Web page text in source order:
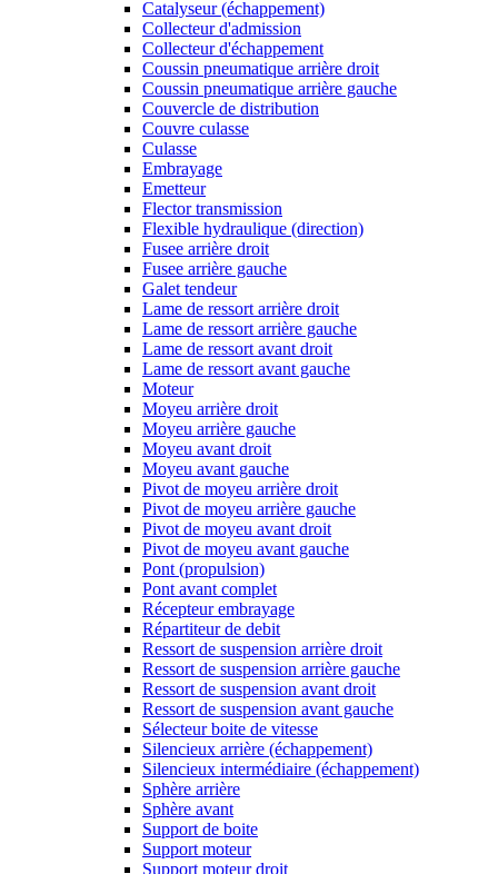
Catalyseur (échappement)
Collecteur d'admission
Collecteur d'échappement
Coussin pneumatique arrière droit
Coussin pneumatique arrière gauche
Couvercle de distribution
Couvre culasse
Culasse
Embrayage
Emetteur
Flector transmission
Flexible hydraulique (direction)
Fusee arrière droit
Fusee arrière gauche
Galet tendeur
Lame de ressort arrière droit
Lame de ressort arrière gauche
Lame de ressort avant droit
Lame de ressort avant gauche
Moteur
Moyeu arrière droit
Moyeu arrière gauche
Moyeu avant droit
Moyeu avant gauche
Pivot de moyeu arrière droit
Pivot de moyeu arrière gauche
Pivot de moyeu avant droit
Pivot de moyeu avant gauche
Pont (propulsion)
Pont avant complet
Récepteur embrayage
Répartiteur de debit
Ressort de suspension arrière droit
Ressort de suspension arrière gauche
Ressort de suspension avant droit
Ressort de suspension avant gauche
Sélecteur boite de vitesse
Silencieux arrière (échappement)
Silencieux intermédiaire (échappement)
Sphère arrière
Sphère avant
Support de boite
Support moteur
Support moteur droit